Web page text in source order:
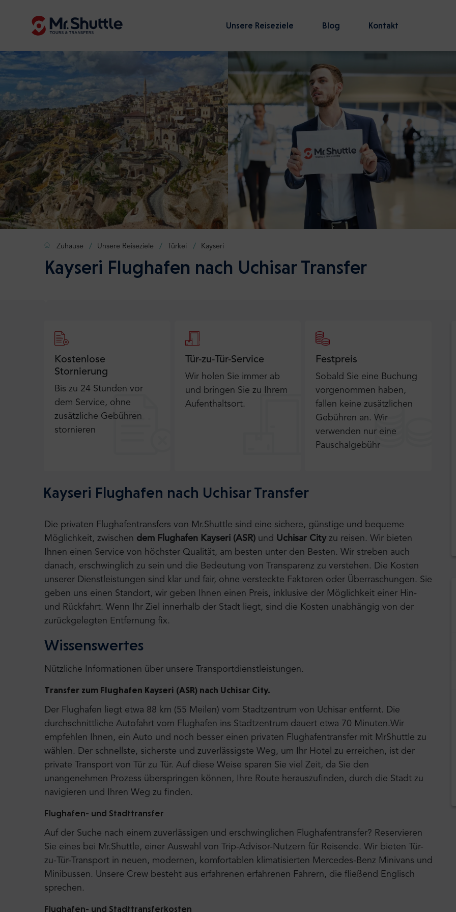
Unsere Reiseziele Blog Kontakt
Zuhause Unsere Reiseziele Türkei Kayseri
Kayseri Flughafen nach Uchisar Transfer
Kostenlose
Stornierung
Bis zu 24 Stunden vor
dem Service, ohne
zusätzliche Gebühren
stornieren
Tür-zu-Tür-Service
Wir holen Sie immer ab
und bringen Sie zu Ihrem
Aufenthaltsort.
Festpreis
Sobald Sie eine Buchung
vorgenommen haben,
fallen keine zusätzlichen
Gebühren an. Wir
verwenden nur eine
Pauschalgebühr
Kayseri Flughafen nach Uchisar Transfer
Die privaten Flughafentransfers von Mr.Shuttle sind eine sichere, günstige und bequeme
Möglichkeit, zwischen dem Flughafen Kayseri (ASR) und Uchisar Cityzu reisen. Wir bieten
Ihnen einen Service von höchster Qualität, am besten unter den Besten. Wir streben auch
danach, erschwinglich zu sein und die Bedeutung von Transparenz zu verstehen. Die Kosten
unserer Dienstleistungen sind klar und fair, ohne versteckte Faktoren oder Überraschungen. Sie
geben uns einen Standort, wir geben Ihnen einen Preis, inklusive der Möglichkeit einer Hin-
und Rückfahrt. Wenn Ihr Ziel innerhalb der Stadt liegt, sind die Kosten unabhängig von der
zurückgelegten Entfernung fix.
Wissenswertes
Nützliche Informationen über unsere Transportdienstleistungen.
Transfer zum Flughafen Kayseri (ASR) nach Uchisar City.
Der Flughafen liegt etwa 88 km (55 Meilen) vom Stadtzentrum von Uchisar entfernt. Die
durchschnittliche Autofahrt vom Flughafen ins Stadtzentrum dauert etwa 70 Minuten.Wir
empfehlen Ihnen, ein Auto und noch besser einen privaten Flughafentransfer mit MrShuttle zu
wählen. Der schnellste, sicherste und zuverlässigste Weg, um Ihr Hotel zu erreichen, ist der
private Transport von Tür zu Tür. Auf diese Weise sparen Sie viel Zeit, da Sie den
unangenehmen Prozess überspringen können, Ihre Route herauszufinden, durch die Stadt zu
navigieren und Ihren Weg zu finden.
Flughafen- und Stadttransfer
Auf der Suche nach einem zuverlässigen und erschwinglichen Flughafentransfer? Reservieren
Sie eines bei Mr.Shuttle, einer Auswahl von Trip-Advisor-Nutzern für Reisende. Wir bieten Tür-
zu-Tür-Transport in neuen, modernen, komfortablen klimatisierten Mercedes-Benz Minivans und
Minibussen. Unsere Crew besteht aus erfahrenen erfahrenen Fahrern, die fließend Englisch
sprechen.
Flughafen- und Stadttransferkosten